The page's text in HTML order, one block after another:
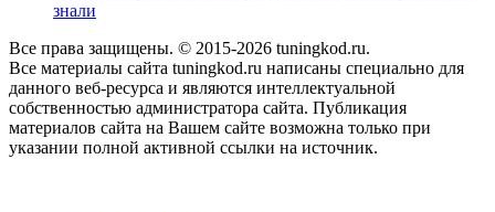
знали
Все права защищены. © 2015-2026 tuningkod.ru.
Все материалы сайта tuningkod.ru написаны специально для
данного веб-ресурса и являются интеллектуальной
собственностью администратора сайта. Публикация
материалов сайта на Вашем сайте возможна только при
указании полной активной ссылки на источник.